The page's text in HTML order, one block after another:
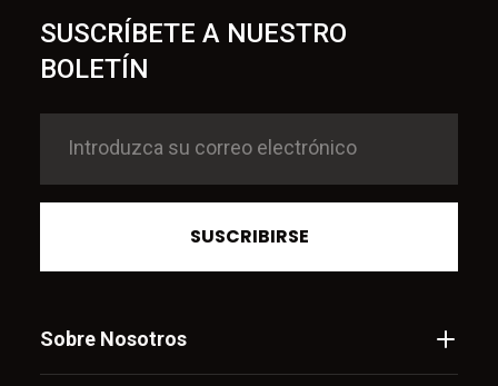
SUSCRÍBETE A NUESTRO
BOLETÍN
SUSCRIBIRSE
Sobre Nosotros